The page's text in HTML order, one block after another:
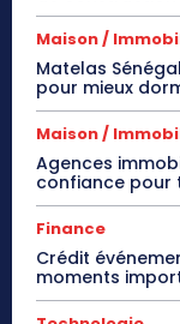
Maison /
Matelas
pour mieux
Maison /
Agences
confiance pour
Finance
Crédit
moments